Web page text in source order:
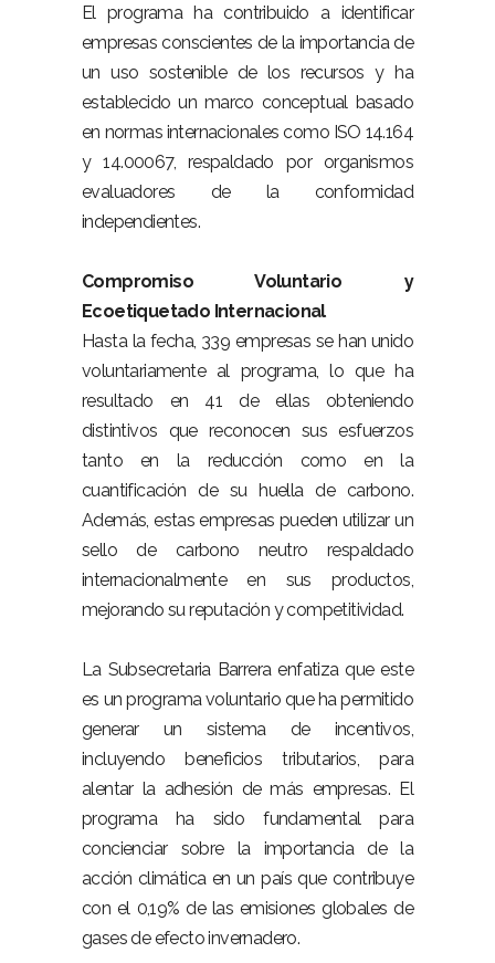
El programa ha contribuido a identificar
empresas conscientes de la importancia de
un uso sostenible de los recursos y ha
establecido un marco conceptual basado
en normas internacionales como ISO 14.164
y 14.00067, respaldado por organismos
evaluadores de la conformidad
independientes.
Compromiso Voluntario y
Ecoetiquetado Internacional
Hasta la fecha, 339 empresas se han unido
voluntariamente al programa, lo que ha
resultado en 41 de ellas obteniendo
distintivos que reconocen sus esfuerzos
tanto en la reducción como en la
cuantificación de su huella de carbono.
Además, estas empresas pueden utilizar un
sello de carbono neutro respaldado
internacionalmente en sus productos,
mejorando su reputación y competitividad.
La Subsecretaria Barrera enfatiza que este
es un programa voluntario que ha permitido
generar un sistema de incentivos,
incluyendo beneficios tributarios, para
alentar la adhesión de más empresas. El
programa ha sido fundamental para
concienciar sobre la importancia de la
acción climática en un país que contribuye
con el 0,19% de las emisiones globales de
gases de efecto invernadero.